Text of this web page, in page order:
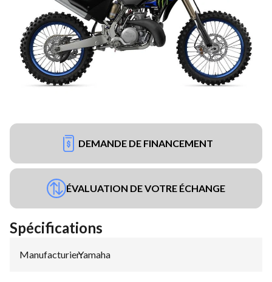
DEMANDE DE FINANCEMENT
ÉVALUATION DE VOTRE ÉCHANGE
Spécifications
Manufacturier:
Yamaha